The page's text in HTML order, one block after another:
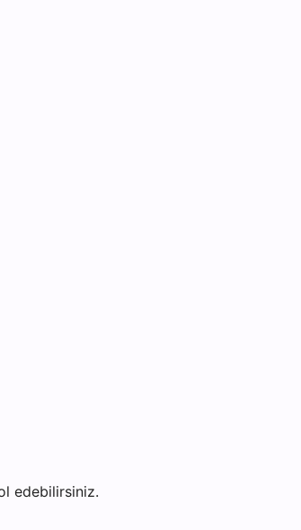
edebilirsiniz.